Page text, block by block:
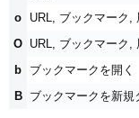
o
URL, ブックマーク,
O URL, ブックマーク,
b
ブックマークを開く
B
ブックマークを新規